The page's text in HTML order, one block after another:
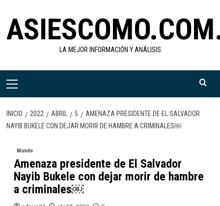
contenido
LA MEJOR INFORMACIÓN Y ANÁLISIS
Menú
INICIO 2022 ABRIL 5
AMENAZA PRESIDENTE DE EL SALVADOR
NAYIB BUKELE CON DEJAR MORIR DE HAMBRE A CRIMINALES￼
Mundo
Amenaza presidente de El Salvador
Nayib Bukele con dejar morir de hambre
a criminales￼